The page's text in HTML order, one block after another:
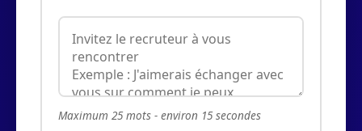
Maximum 25 mots - environ 15 secondes